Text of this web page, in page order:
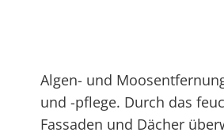
Algen- und
und -pflege. Durch das
Fassaden und Dächer